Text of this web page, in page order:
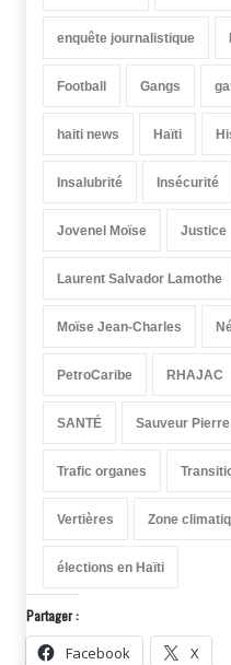
enquête journalistique
Football Gangs
haiti news Haïti
Insalubrité Insécurité
Jovenel Moïse Justice
Laurent Salvador Lamothe
Moïse Jean-Charles
PetroCaribe RHAJAC
SANTÉ Sauveur
Trafic organes
Vertières Zone
élections en Haïti
Partager :
Facebook X